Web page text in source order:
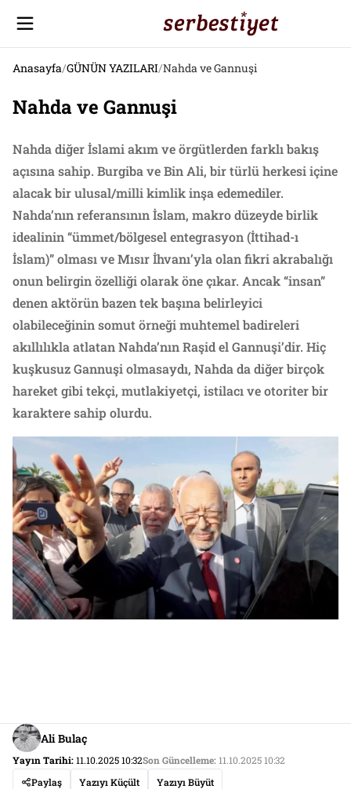
Anasayfa/GÜNÜN YAZILARI/Nahda ve Gannuşi
Nahda ve Gannuşi
Nahda diğer İslami akım ve örgütlerden farklı bakış
açısına sahip. Burgiba ve Bin Ali, bir türlü herkesi içine
alacak bir ulusal/milli kimlik inşa edemediler.
Nahda’nın referansının İslam, makro düzeyde birlik
idealinin “ümmet/bölgesel entegrasyon (İttihad-ı
İslam)” olması ve Mısır İhvanı’yla olan fikri akrabalığı
onun belirgin özelliği olarak öne çıkar. Ancak “insan”
denen aktörün bazen tek başına belirleyici
olabileceğinin somut örneği muhtemel badireleri
akıllılıkla atlatan Nahda’nın Raşid el Gannuşi’dir. Hiç
kuşkusuz Gannuşi olmasaydı, Nahda da diğer birçok
hareket gibi tekçi, mutlakiyetçi, istilacı ve otoriter bir
karaktere sahip olurdu.
Ali Bulaç
Yayın Tarihi:11.10.2025 10:32Son Güncelleme:11.10.2025 10:32
Paylaş
Yazıyı Küçült Yazıyı Büyüt